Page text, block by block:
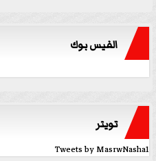
الفيس بوك
تويتر
Tweets by MasrwNasha1